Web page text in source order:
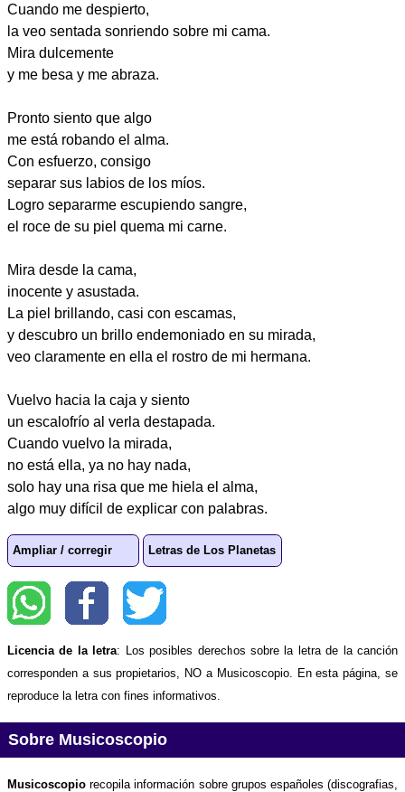
Cuando me despierto,
la veo sentada sonriendo sobre mi cama.
Mira dulcemente
y me besa y me abraza.
Pronto siento que algo
me está robando el alma.
Con esfuerzo, consigo
separar sus labios de los míos.
Logro separarme escupiendo sangre,
el roce de su piel quema mi carne.
Mira desde la cama,
inocente y asustada.
La piel brillando, casi con escamas,
y descubro un brillo endemoniado en su mirada,
veo claramente en ella el rostro de mi hermana.
Vuelvo hacia la caja y siento
un escalofrío al verla destapada.
Cuando vuelvo la mirada,
no está ella, ya no hay nada,
solo hay una risa que me hiela el alma,
algo muy difícil de explicar con palabras.
Ampliar / corregir Letras de Los Planetas
Licencia de la letra: Los posibles derechos sobre la letra de la canción
corresponden a sus propietarios, NO a Musicoscopio. En esta página, se
reproduce la letra con fines informativos.
Sobre Musicoscopio
Musicoscopio recopila información sobre grupos españoles (discografias,